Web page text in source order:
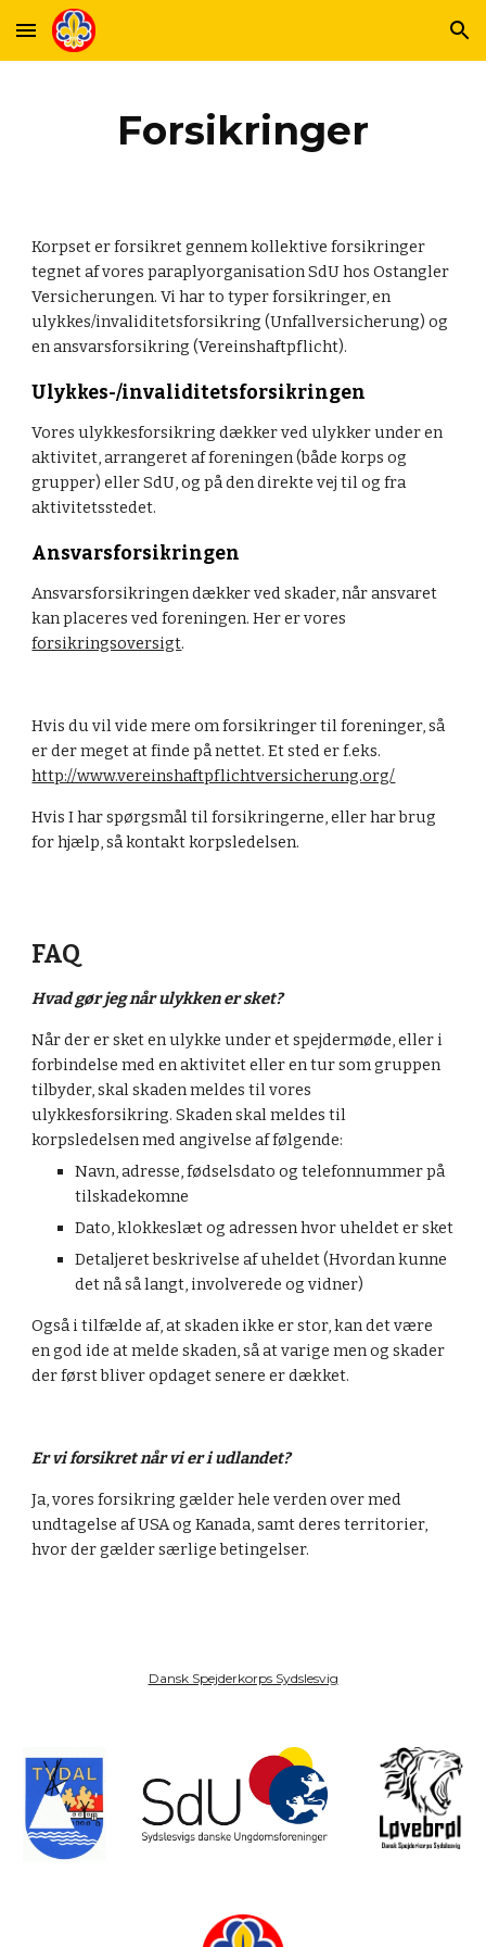
Skip to main content Skip to navigation
Forsikringer
Korpset er forsikret gennem kollektive forsikringer
tegnet af vores paraplyorganisation SdU hos Ostangler
Versicherungen. Vi har to typer forsikringer, en
ulykkes/invaliditetsforsikring (Unfallversicherung) og
en ansvarsforsikring (Vereinshaftpflicht).
Ulykkes-/invaliditetsforsikringen
Vores ulykkesforsikring dækker ved ulykker under en
aktivitet, arrangeret af foreningen (både korps og
grupper) eller SdU, og på den direkte vej til og fra
aktivitetsstedet.
Ansvarsforsikringen
Ansvarsforsikringen dækker ved skader, når ansvaret
forsikringsoversigt.
Hvis du vil vide mere om forsikringer til foreninger, så
http://www.vereinshaftpflichtversicherung.org/
Hvis I har spørgsmål til forsikringerne, eller har brug
for hjælp, så kontakt korpsledelsen.
FAQ
Hvad gør jeg når ulykken er sket?
Når der er sket en ulykke under et spejdermøde, eller i
forbindelse med en aktivitet eller en tur som gruppen
tilbyder, skal skaden meldes til vores
ulykkesforsikring. Skaden skal meldes til
korpsledelsen med angivelse af følgende:
Navn, adresse, fødselsdato og telefonnummer på
tilskadekomne
Dato, klokkeslæt og adressen hvor uheldet er sket
Detaljeret beskrivelse af uheldet (Hvordan kunne
det nå så langt, involverede og vidner)
Også i tilfælde af, at skaden ikke er stor, kan det være
en god ide at melde skaden, så at varige men og skader
der først bliver opdaget senere er dækket.
Er vi forsikret når vi er i udlandet?
Ja, vores forsikring gælder hele verden over med
undtagelse af USA og Kanada, samt deres territorier,
hvor der gælder særlige betingelser.
Dansk Spejderkorps Sydslesvig